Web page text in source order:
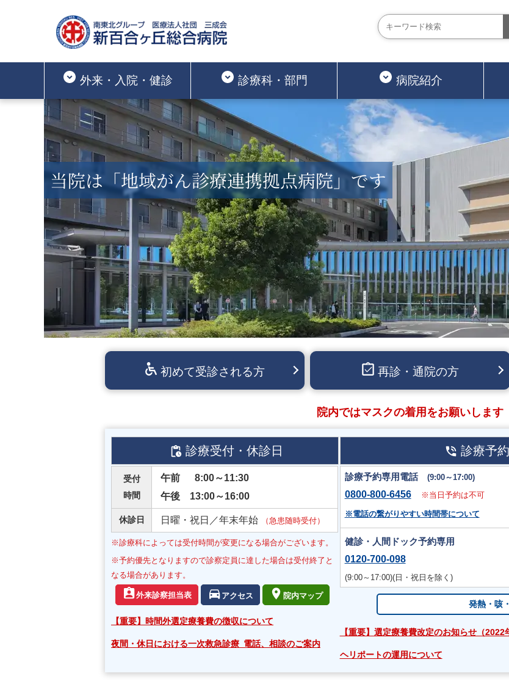
外来・入院・健診 診療科・部門 病院紹介
当院は救急告示医療機関です
当院は「地域がん診療連携拠点病院」です
高度先端医療への取り組みはこちら
初めて受診される方 再診・通院の方
院内ではマスクの着用をお願いします
診療受付・休診日
受付
時間
午前 8:00～11:30
午後 13:00～16:00
休診日 日曜・祝日／年末年始 （急患随時受付）
※診療科によっては受付時間が変更になる場合がございます。
※予約優先となりますので診察定員に達した場合は受付終了と
なる場合があります。
外来診察担当表 アクセス 院内マップ
【重要】時間外選定療養費の徴収について
夜間・休日における一次救急診療 電話、相談のご案内
診療予
診療予約専用電話 (9:00～17:00)
0800-800-6456 ※当日予約は不可
※電話の繋がりやすい時間帯について
健診・人間ドック予約専用
0120-700-098
(9:00～17:00)(日・祝日を除く)
発熱・咳
【重要】選定療養費改定のお知らせ（2022
ヘリポートの運用について